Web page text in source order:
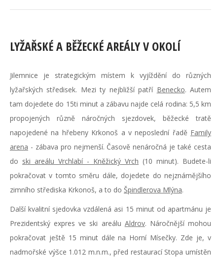
LYŽAŘSKÉ A BĚŽECKÉ AREÁLY V OKOLÍ
Jilemnice je strategickým místem k vyjíždění do různých
lyžařských středisek. Mezi ty nejbližší patří Benecko. Autem
tam dojedete do 15ti minut a zábavu najde celá rodina: 5,5 km
propojených různě náročných sjezdovek, běžecké tratě
napojedené na hřebeny Krkonoš a v neposlední řadě Family
arena - zábava pro nejmenší. Časově nenáročná je také cesta
do ski areálu Vrchlabí - Kněžický Vrch (10 minut). Budete-li
pokračovat v tomto směru dále, dojedete do nejznámějšího
zimního střediska Krkonoš, a to do Špindlerova Mlýna.
Další kvalitní sjedovka vzdálená asi 15 minut od apartmánu je
Prezidentský expres ve ski areálu Aldrov. Náročnější mohou
pokračovat ještě 15 minut dále na Horní Mísečky. Zde je, v
nadmořské výšce 1.012 m.n.m., před restaurací Stopa umístěn